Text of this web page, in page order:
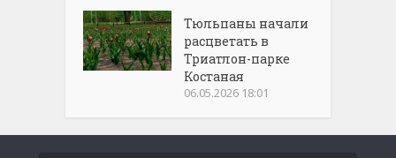
Тюльпаны начали
расцветать в
Триатлон-парке
Костаная
06.05.2026 18:01